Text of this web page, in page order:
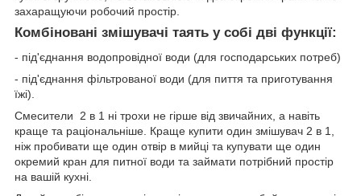
захаращуючи робочий простір.
Комбіновані змішувачі таять у собі дві функції:
- під'єднання водопровідної води (для господарських потреб)
- під'єднання фільтрованої води (для пиття та приготування
їжі).
Смесители 2 в 1 ні трохи не гірше від звичайних, а навіть
краще та раціональніше. Краще купити один змішувач 2 в 1,
ніж пробивати ще один отвір в мийці та купувати ще один
окремий кран для питної води та займати потрібний простір
на вашій кухні.